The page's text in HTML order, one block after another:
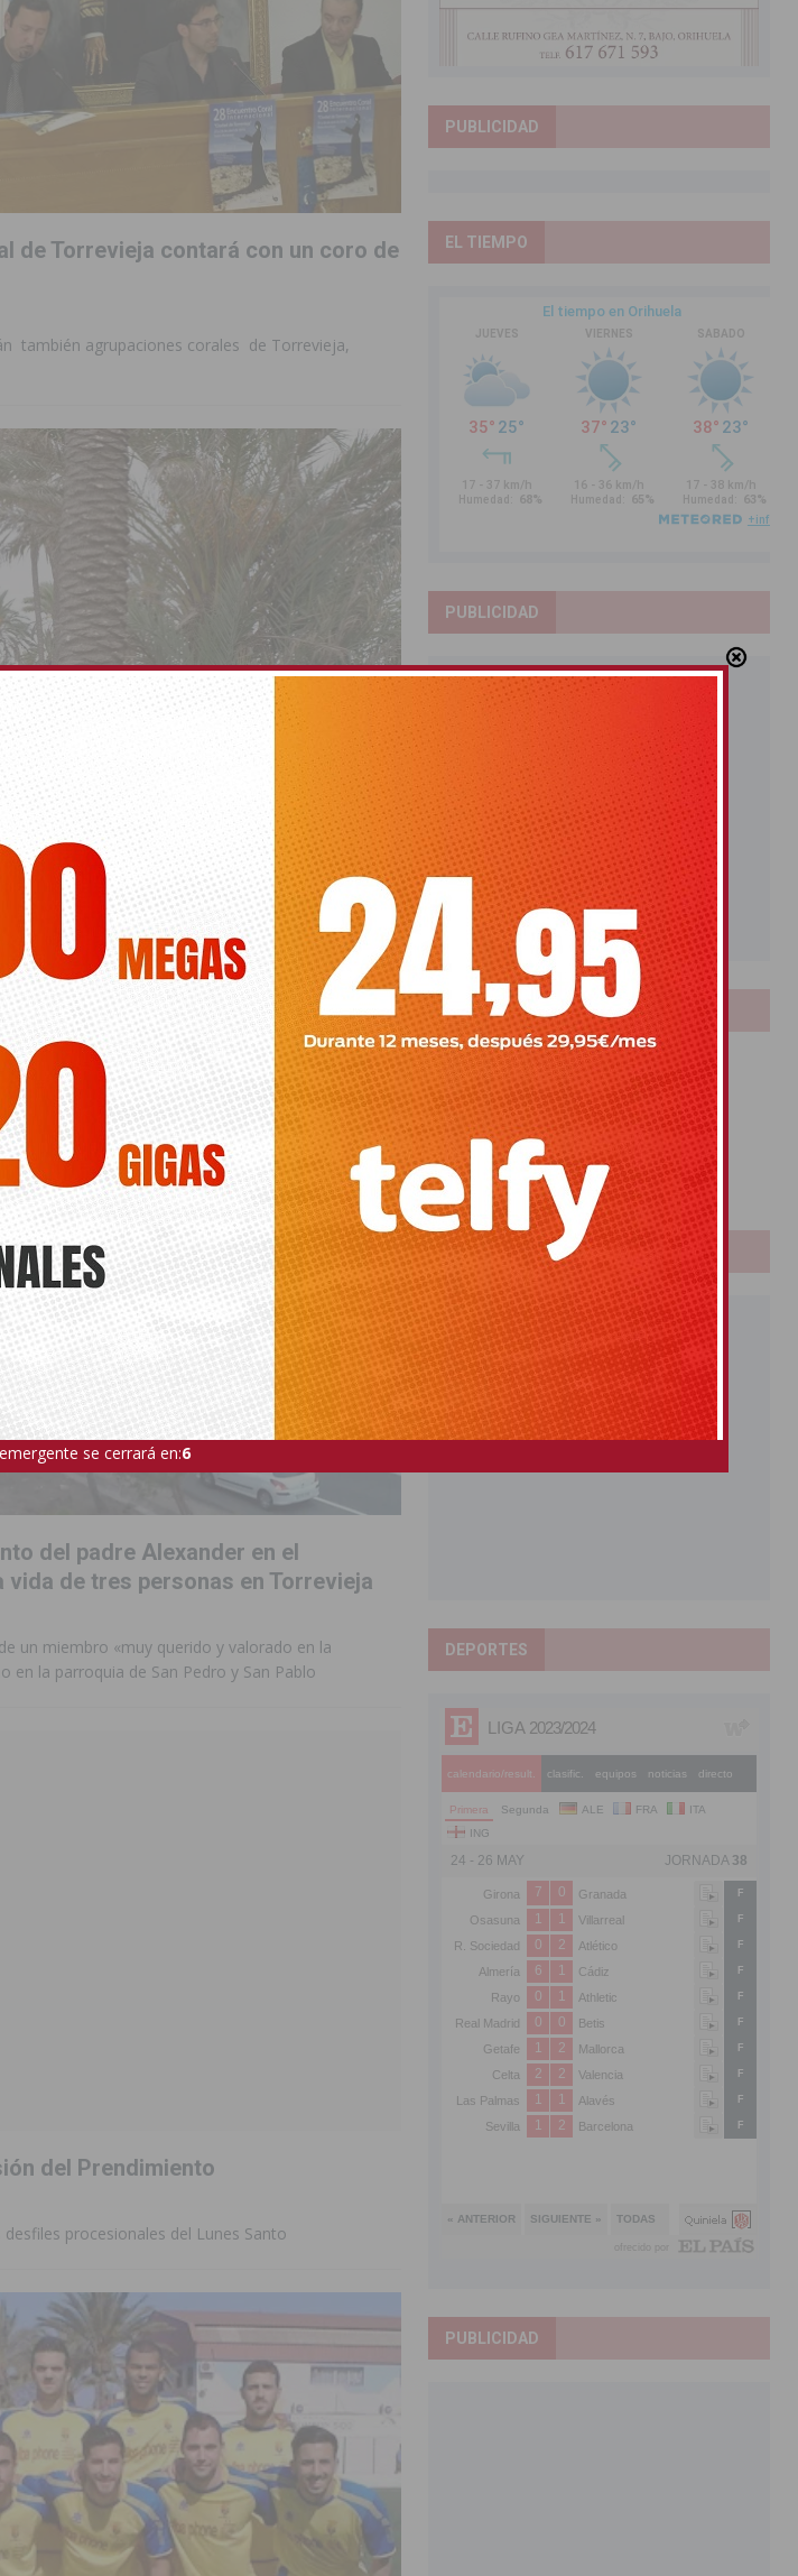
comunidad en San Miguel de Salinas
de Torrevieja contará con un coro de
también agrupaciones corales de Torrevieja,
jornadas de limpieza y
ambiente
tienen la finalidad de informar de la situación de
su correcta conservación y limpieza
del padre Alexander en el
de tres personas en Torrevieja
un miembro «muy querido y valorado en la
en la parroquia de San Pedro y San Pablo
del Prendimiento
procesionales del Lunes Santo
PUBLICIDAD
EL TIEMPO
PUBLICIDAD
LOTERIAS
Bonoloto
Primitiva
El Gordo
Euromillones
Loteria
Once
PUBLICIDAD
DEPORTES
PUBLICIDAD
se cerrará en:4